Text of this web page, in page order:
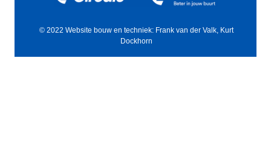
© 2022 Website bouw en techniek: Frank van der Valk, Kurt
Dockhorn